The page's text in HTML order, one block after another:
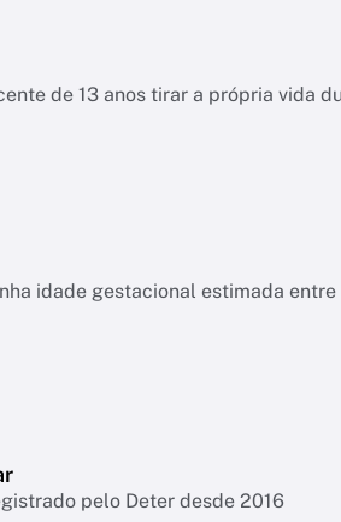
de 13 anos tirar a própria vida
idade gestacional estimada entre
pelo Deter desde 2016